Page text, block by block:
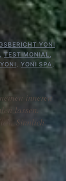
YONI
,TESTIMONIAL ,
YONI, YONI SPA ,
inneren
lassen.
Sinnlich.